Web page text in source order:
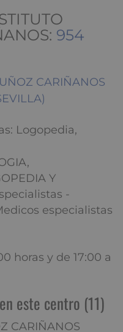
954
CARIÑANOS
Logopedia,
Y
-
especialistas
horas y de 17:00 a
este centro (11)
CARIÑANOS